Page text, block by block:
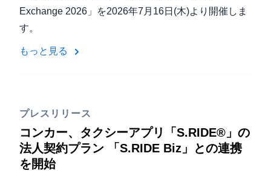
Exchange 2026」を2026年7月16日(木)より開催しま
す。
もっと見る
プレスリリース
コンカー、タクシーアプリ「S.RIDE®」の
法人契約プラン 「S.RIDE Biz」との連携
を開始